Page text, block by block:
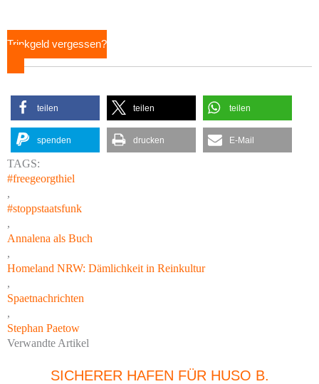
Trinkgeld vergessen?
teilen teilen teilen
spenden drucken E-Mail
TAGS:
#freegeorgthiel
,
#stoppstaatsfunk
,
Annalena als Buch
,
Homeland NRW: Dämlichkeit in Reinkultur
,
Spaetnachrichten
,
Stephan Paetow
Verwandte Artikel
SICHERER HAFEN FÜR HUSO B.